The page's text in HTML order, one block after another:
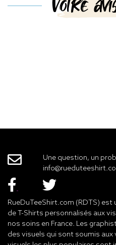
Votre
Une question, un
RueDuTeeShirt.com (RDTS)
de T-Shirts personnalisés aux
nos soins en France. Les
des visuels qui sont soumis